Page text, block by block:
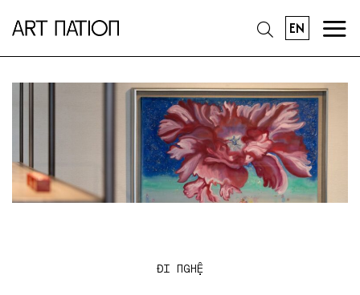
EN
ĐI NGHỆ